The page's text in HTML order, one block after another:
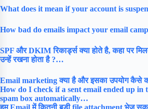
What does it mean if your account is
How bad do emails impact your email
SPF और DKIM रिकार्ड्स क्या होते है, कहा पर
उन्हें रखना होता है ?…
Email marketing क्या है और इसका उपयोग कैसे
How do I check if a sent email ended up in
spam box automatically…
हम Email में कितनी बड़ी file attachment भेज